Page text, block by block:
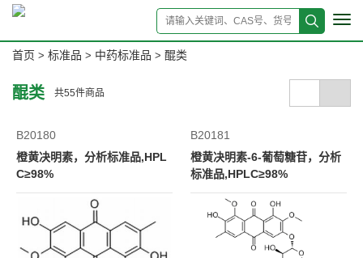
首页 > 标准品 > 中药标准品 > 醌类
醌类 共55件商品
B20180
橙黄决明素，分析标准品,HPL
C≥98%
B20181
橙黄决明素-6-葡萄糖苷，分析
标准品,HPLC≥98%